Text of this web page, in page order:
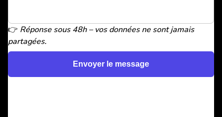
👉 Réponse sous 48h – vos données ne sont jamais
partagées.
Envoyer le message